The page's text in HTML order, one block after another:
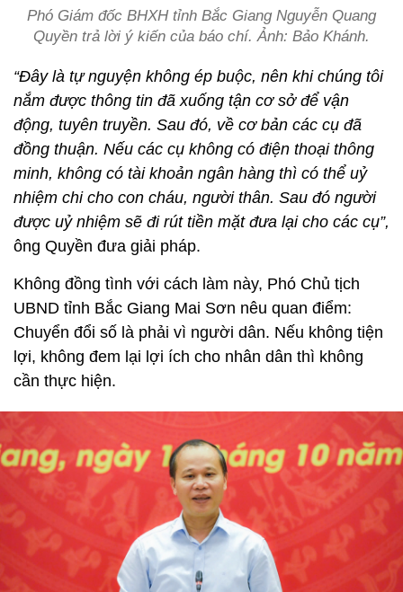
Phó Giám đốc BHXH tỉnh Bắc Giang Nguyễn Quang
Quyền trả lời ý kiến của báo chí. Ảnh: Bảo Khánh.
“Đây là tự nguyện không ép buộc, nên khi chúng tôi
nắm được thông tin đã xuống tận cơ sở để vận
động, tuyên truyền. Sau đó, về cơ bản các cụ đã
đồng thuận. Nếu các cụ không có điện thoại thông
minh, không có tài khoản ngân hàng thì có thể uỷ
nhiệm chi cho con cháu, người thân. Sau đó người
được uỷ nhiệm sẽ đi rút tiền mặt đưa lại cho các cụ”,
ông Quyền đưa giải pháp.
Không đồng tình với cách làm này, Phó Chủ tịch
UBND tỉnh Bắc Giang Mai Sơn nêu quan điểm:
Chuyển đổi số là phải vì người dân. Nếu không tiện
lợi, không đem lại lợi ích cho nhân dân thì không
cần thực hiện.